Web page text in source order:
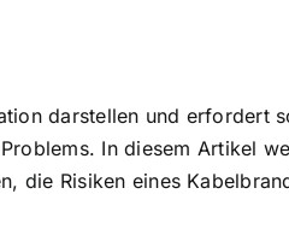
darstellen und erfordert
In diesem Artikel
die Risiken eines